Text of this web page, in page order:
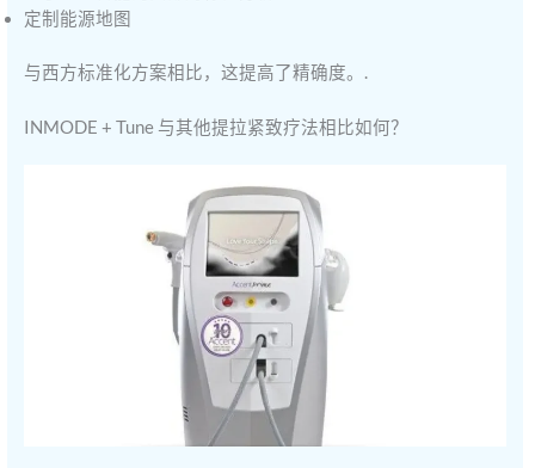
定制能源地图
与西方标准化方案相比，这提高了精确度。.
INMODE + Tune 与其他提拉紧致疗法相比如何？